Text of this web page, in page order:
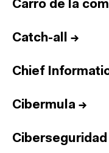
Carro de la
Catch-all →
Chief
Cibermula →
Ciberseguridad